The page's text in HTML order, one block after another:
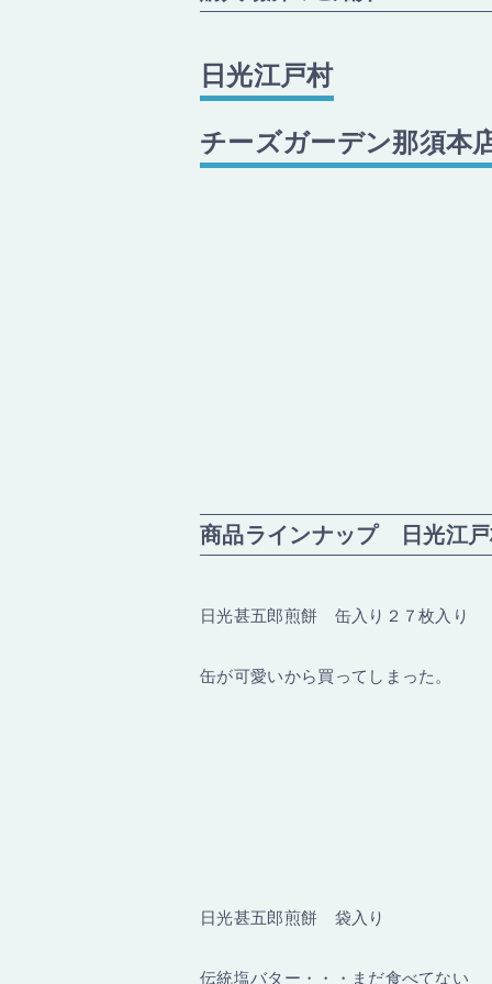
日光江戸村
チーズガーデン那須本
商品ラインナップ 日光江
日光甚五郎煎餅 缶入り２７枚入り
缶が可愛いから買ってしまった。
日光甚五郎煎餅 袋入り
伝統塩バター・・・まだ食べてない